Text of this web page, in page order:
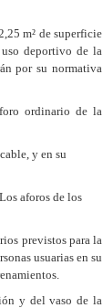
m² de superficie
deportivo de la
por su normativa
ordinario de la
y en su
aforos de los
previstos para la
usuarias en su
.
y del vaso de la